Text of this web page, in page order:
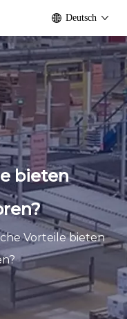
Deutsch
bieten
Vorteile bieten